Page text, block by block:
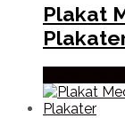
Plakat